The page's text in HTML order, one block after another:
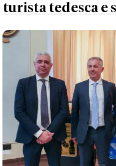
turista tedesca e